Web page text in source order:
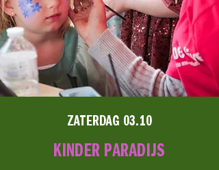
ZATERDAG 03.10
KINDER PARADIJS